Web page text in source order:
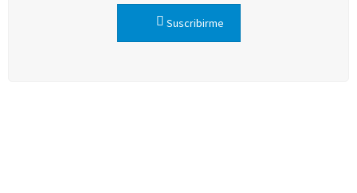
Suscribirme